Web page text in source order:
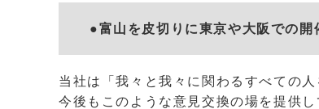
●富山を皮切りに東京や大阪での開
当社は「我々と我々に関わるすべての
今後もこのような意見交換の場を提供